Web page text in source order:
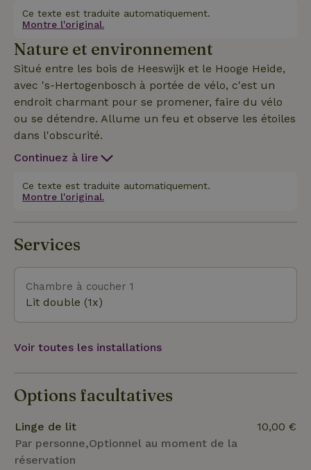
une tente pup à côté. Malheureusement, les
animaux ne sont pas autorisés. Il y a un coin salon
avec une table et un banc, une kitchenette avec un
réfrigérateur et une cuisinière. Tu as aussi ta
propre terrasse avec table de pique-nique devant la
voiture où tu peux faire un joli feu de camp dans
l'un de nos foyers (le bois peut être coché dans les
options). Bref, tout pour de merveilleuses (mini)
vie quotidienne !
Ce texte est traduite automatiquement.
Montre l'original.
Nature et environnement
Situé entre les bois de Heeswijk et le Hooge Heide,
avec 's-Hertogenbosch à portée de vélo, c'est un
endroit charmant pour se promener, faire du vélo
ou se détendre. Allume un feu et observe les étoiles
dans l'obscurité.
Continuez à lire
Ce texte est traduite automatiquement.
Montre l'original.
Services
Chambre à coucher 1
Lit double (1x)
Voir toutes les installations
Options facultatives
Linge de lit
Par personne,Optionnel au moment de la
réservation
10,00 €